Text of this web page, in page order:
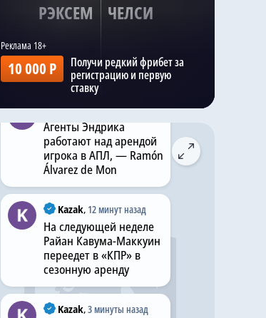
РЭКСЕМ ЧЕЛСИ
10 000 Р
Получи редкий фрибет за
регистрацию и первую
ставку
Пендерс; Ачеампонг,
Эстевао, Эссуго, Лавиа,
Мудрик; Делап,
Джексон.
Kazak,Вчера в 20:56
Агенты Эндрика
работают над арендой
игрока в АПЛ, — Ramón
Álvarez de Mon
Kazak, 12 минут назад
На следующей неделе
Райан Кавума-Маккуин
переедет в «КПР» в
сезонную аренду
Kazak,3 минуты назад